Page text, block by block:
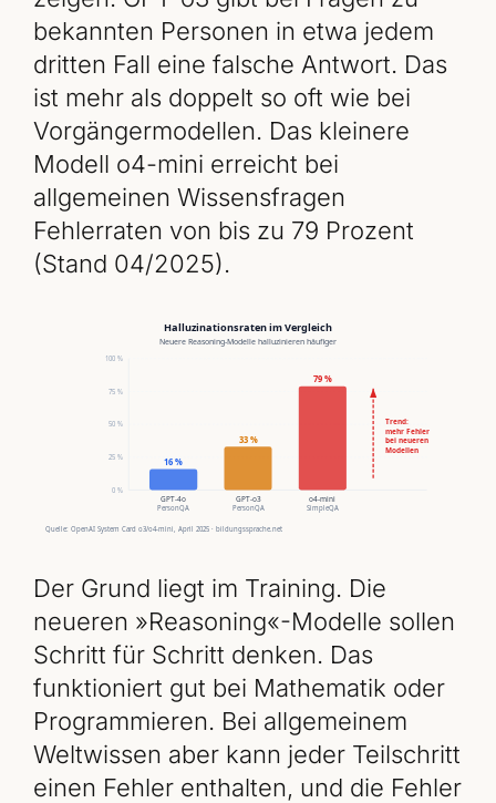
bekannten Personen in etwa jedem
dritten Fall eine falsche Antwort. Das
ist mehr als doppelt so oft wie bei
Vorgängermodellen. Das kleinere
Modell o4-mini erreicht bei
allgemeinen Wissensfragen
Fehlerraten von bis zu 79 Prozent
(Stand 04/2025).
Der Grund liegt im Training. Die
neueren »Reasoning«-Modelle sollen
Schritt für Schritt denken. Das
funktioniert gut bei Mathematik oder
Programmieren. Bei allgemeinem
Weltwissen aber kann jeder Teilschritt
einen Fehler enthalten, und die Fehler